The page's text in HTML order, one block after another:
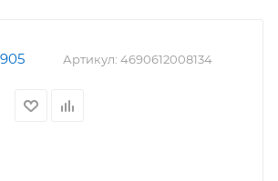
Артикул: 4690612008134